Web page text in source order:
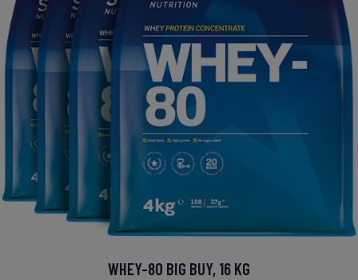
WHEY-80 BIG BUY, 16 KG